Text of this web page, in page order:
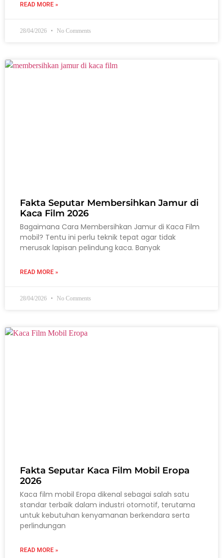
READ MORE »
28/04/2026 No Comments
Fakta Seputar Membersihkan Jamur di
Kaca Film 2026
Bagaimana Cara Membersihkan Jamur di Kaca Film
mobil? Tentu ini perlu teknik tepat agar tidak
merusak lapisan pelindung kaca. Banyak
READ MORE »
28/04/2026 No Comments
Fakta Seputar Kaca Film Mobil Eropa
2026
Kaca film mobil Eropa dikenal sebagai salah satu
standar terbaik dalam industri otomotif, terutama
untuk kebutuhan kenyamanan berkendara serta
perlindungan
READ MORE »